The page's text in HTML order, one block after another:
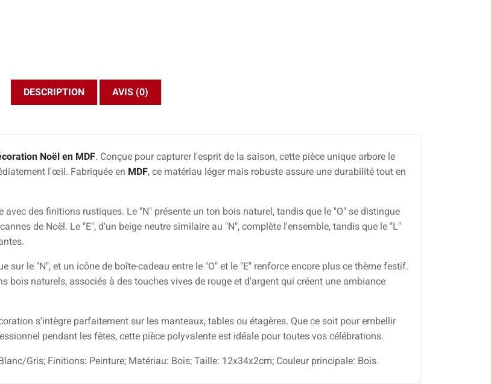
DESCRIPTION AVIS (0)
Noël en MDF. Conçue pour capturer l'esprit de la saison, cette pièce unique arbore le
l'œil. Fabriquée en MDF, ce matériau léger mais robuste assure une durabilité tout en
des finitions rustiques. Le "N" présente un ton bois naturel, tandis que le "O" se distingue
de Noël. Le "E", d'un beige neutre similaire au "N", complète l'ensemble, tandis que le "L"
le "N", et un icône de boîte-cadeau entre le "O" et le "E" renforce encore plus ce thème festif.
bois naturels, associés à des touches vives de rouge et d'argent qui créent une ambiance
s'intègre parfaitement sur les manteaux, tables ou étagères. Que ce soit pour embellir
pendant les fêtes, cette pièce polyvalente est idéale pour toutes vos célébrations.
Gris; Finitions: Peinture; Matériau: Bois; Taille: 12x34x2cm; Couleur principale: Bois.